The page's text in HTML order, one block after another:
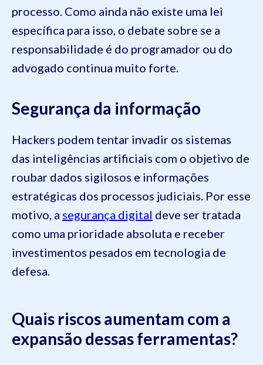
processo. Como ainda não existe uma lei
específica para isso, o debate sobre se a
responsabilidade é do programador ou do
advogado continua muito forte.
Segurança da informação
Hackers podem tentar invadir os sistemas
das inteligências artificiais com o objetivo de
roubar dados sigilosos e informações
estratégicas dos processos judiciais. Por esse
motivo, a segurança digital deve ser tratada
como uma prioridade absoluta e receber
investimentos pesados em tecnologia de
defesa.
Quais riscos aumentam com a
expansão dessas ferramentas?